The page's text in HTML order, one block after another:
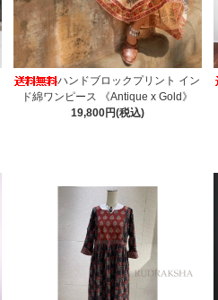
ハンドブロックプリント イン
ド綿ワンピース 《Antique x Gold》
19,800円(税込)